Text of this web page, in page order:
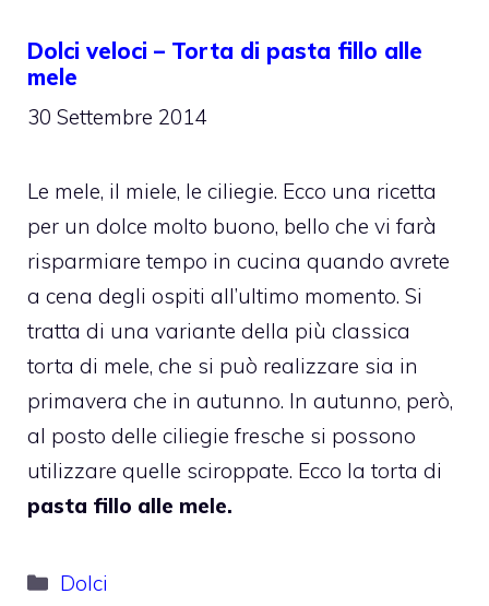
Dolci veloci – Torta di pasta fillo alle
mele
30 Settembre 2014
Le mele, il miele, le ciliegie. Ecco una ricetta
per un dolce molto buono, bello che vi farà
risparmiare tempo in cucina quando avrete
a cena degli ospiti all’ultimo momento. Si
tratta di una variante della più classica
torta di mele, che si può realizzare sia in
primavera che in autunno. In autunno, però,
al posto delle ciliegie fresche si possono
utilizzare quelle sciroppate. Ecco la torta di
pasta fillo alle mele.
Categorie
Dolci